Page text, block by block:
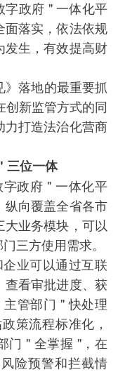
字政府 " 一体化平
面落实，依法依规
发生，有效提高财
落地的最重要抓
创新监管方式的同
力打造法治化营商
三位一体
政府 " 一体化平
纵向覆盖全省各市
业务模块，可以
三方使用需求。
业可以通过互联
查看审批进度、获
管部门 " 快处理
策流程标准化，
门 " 全掌握 "，在
险预警和拦截情